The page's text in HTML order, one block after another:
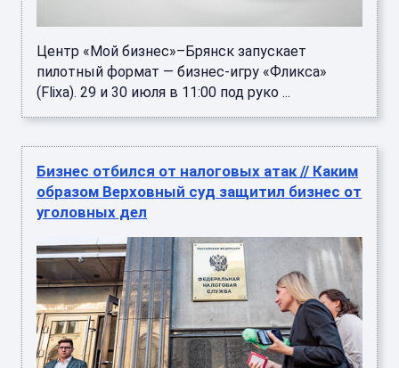
Центр «Мой бизнес»–Брянск запускает
пилотный формат — бизнес‑игру «Фликса»
(Flixa). 29 и 30 июля в 11:00 под руко ...
Бизнес отбился от налоговых атак // Каким
образом Верховный суд защитил бизнес от
уголовных дел